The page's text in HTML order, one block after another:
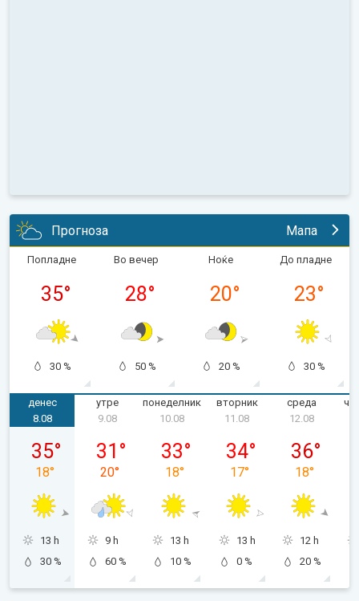
Прогноза Мапа
Попладне
35°
30 %
Во вечер
28°
50 %
Ноќе
20°
20 %
До пладне
23°
30 %
денес
сабота, 08.08
8.08
35°
18°
13 h
30 %
утре
9.08
31 °
20°
9 h
60 %
понеделник
10.08
33°
18°
13 h
10 %
вторник
11.08
34°
17°
13 h
0 %
среда
12.08
36°
18°
12 h
20 %